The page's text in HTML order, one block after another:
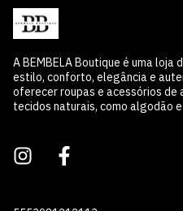
A BEMBELA Boutique é uma loja
estilo, conforto, elegância e
oferecer roupas e acessórios de
tecidos naturais, como algodão e